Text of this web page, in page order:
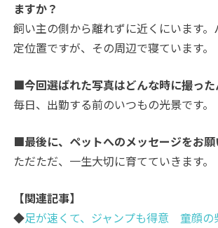
ますか？
飼い主の側から離れずに近くにいます
定位置ですが、その周辺で寝ています。
■今回選ばれた写真はどんな時に撮った
毎日、出勤する前のいつもの光景です。
■最後に、ペットへのメッセージをお願
ただただ、一生大切に育てていきます。
【関連記事】
◆足が速くて、ジャンプも得意 童顔の